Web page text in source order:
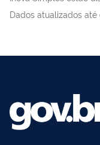
Dados atualizados